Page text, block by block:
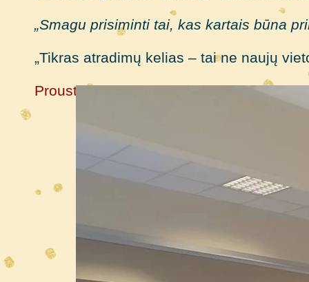
„Smagu prisiminti tai, kas kartais būna
„Tikras atradimų kelias – tai ne naujų
Proust